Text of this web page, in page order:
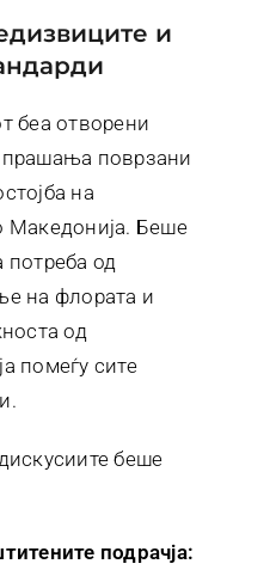
беа отворени
поврзани
на
Македонија. Беше
потреба од
на флората и
од
помеѓу сите
беше
подрачја: